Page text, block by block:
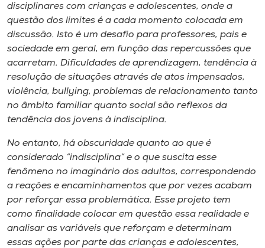
Store
Selecione
A+
disciplinares com crianças e adolescentes, onde a
questão dos limites é a cada momento colocada em
discussão. Isto é um desafio para professores, pais e
sociedade em geral, em função das repercussões que
acarretam. Dificuldades de aprendizagem, tendência à
resolução de situações através de atos impensados,
violência, bullying, problemas de relacionamento tanto
no âmbito familiar quanto social são reflexos da
tendência dos jovens à indisciplina.
No entanto, há obscuridade quanto ao que é
considerado “indisciplina” e o que suscita esse
fenômeno no imaginário dos adultos, correspondendo
a reações e encaminhamentos que por vezes acabam
por reforçar essa problemática. Esse projeto tem
como finalidade colocar em questão essa realidade e
analisar as variáveis que reforçam e determinam
essas ações por parte das crianças e adolescentes,